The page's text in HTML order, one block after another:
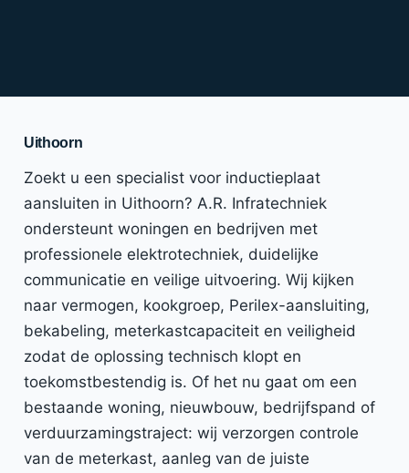
Uithoorn
Zoekt u een specialist voor inductieplaat
aansluiten in Uithoorn? A.R. Infratechniek
ondersteunt woningen en bedrijven met
professionele elektrotechniek, duidelijke
communicatie en veilige uitvoering. Wij kijken
naar vermogen, kookgroep, Perilex-aansluiting,
bekabeling, meterkastcapaciteit en veiligheid
zodat de oplossing technisch klopt en
toekomstbestendig is. Of het nu gaat om een
bestaande woning, nieuwbouw, bedrijfspand of
verduurzamingstraject: wij verzorgen controle
van de meterkast, aanleg van de juiste